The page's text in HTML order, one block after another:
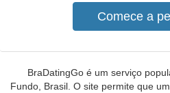
BraDatingGo é um serviço
Fundo, Brasil. O site permite que